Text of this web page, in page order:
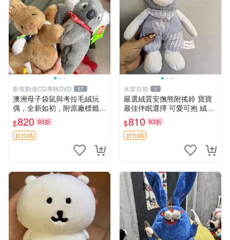
影視動漫CD專輯DVD 57
澳洲母子袋鼠與考拉毛絨玩
偶，全新如初，附原廠標籤，
手感極軟，適合贈送親朋好
友。袋鼠與考拉正版，精緻尺
寸，適合作為收藏或家飾擺
設，增添暖意。 母子、袋
$820 93折
折扣碼
水星百貨 1
嚴選絨質安撫熊附搖鈴 寶寶
最佳伴眠選擇 可愛可抱 絨毛
玩具 安撫熊 嬰兒用
$810 93折
折扣碼